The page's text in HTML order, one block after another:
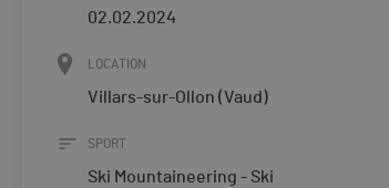
02.02.2024
LOCATION
Villars-sur-Ollon (Vaud)
SPORT
Ski Mountaineering - Ski